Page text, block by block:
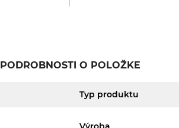
PODROBNOSTI O POLOŽKE
Typ produktu